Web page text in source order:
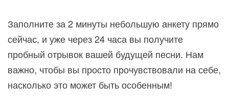
Заполните за 2 минуты небольшую анкету прямо
сейчас, и уже через 24 часа вы получите
пробный отрывок вашей будущей песни. Нам
важно, чтобы вы просто прочувствовали на себе,
насколько это может быть особенным!